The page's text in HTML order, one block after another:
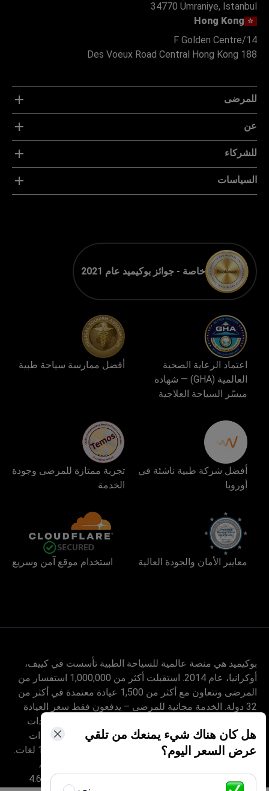
هل كان هناك شيء يمنعك من تلقي
عرض السعر اليوم؟
34770 Ümraniye, Istanbul
Hong Kong
14/F Golden Centre
188 Des Voeux Road Central Hong Kong
للمرضى
عن
للشركاء
السياسات
خاصة - جوائز بوكيميد عام 2021
اعتماد الرعاية الصحية
العالمية (GHA) — شهادة
ميسّر السياحة العلاجية
أفضل ممارسة سياحة طبية
أفضل شركة طبية ناشئة في
أوروبا
تجربة ممتازة للمرضى وجودة
الخدمة
معايير الأمان والجودة العالية استخدام موقع آمن وسريع
بوكيميد هي منصة عالمية للسياحة الطبية تأسست في كييف،
أوكرانيا، عام 2014. استقبلت أكثر من 1,000,000 استفسار من
المرضى وتتعاون مع أكثر من 1,500 عيادة معتمدة في أكثر من
32 دولة. الخدمة مجانية للمرضى – يدفعون فقط سعر العيادة
دون أي زيادة، بينما تحصل بوكيميد على عمولتها من العيادات.
يساعد منسقون مدربون طبياً المرضى على مقارنة العيادات
والأطباء الموثّقين، ويرافقونهم في كل خطوة بأكثر من 10 لغات.
تحمل المنصة شهادة Global Healthcare Accreditation،
وكانت معتمدة سابقاً من Temos (2024–2025). تقييمها 4.6